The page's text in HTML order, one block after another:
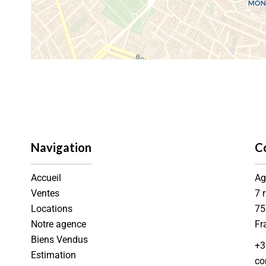
Navigation
Accueil
Ventes
Locations
Notre agence
Biens Vendus
Estimation
7